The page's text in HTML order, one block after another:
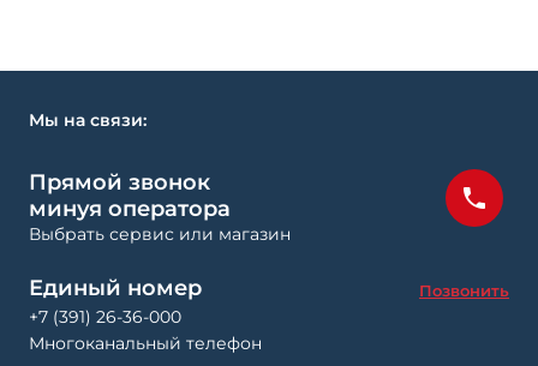
Мы на связи:
Прямой звонок
минуя оператора
Выбрать сервис или магазин
Единый номер Позвонить
+7 (391) 26-36-000
Многоканальный телефон